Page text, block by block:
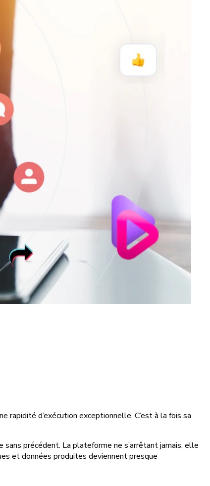
rapidité d’exécution exceptionnelle. C’est à la fois sa
précédent. La plateforme ne s’arrêtant jamais, elle
et données produites deviennent presque